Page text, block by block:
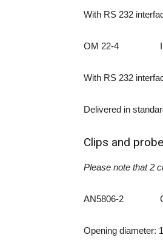
With RS 232
OM 22-4
With RS 232
Delivered in
Clips and
Please note that 2
AN5806-2 Gold
Opening diameter: